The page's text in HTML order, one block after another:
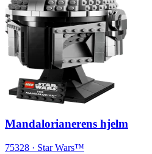
Mandalorianerens hjelm
75328 · Star Wars™